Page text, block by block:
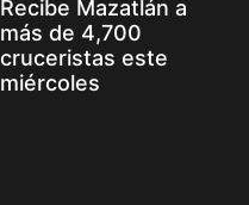
Recibe Mazatlán a
más de 4,700
cruceristas este
miércoles